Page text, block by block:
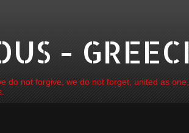
-
do not forgive, we do not forget, united as